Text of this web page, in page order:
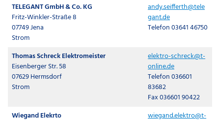
TELEGANT GmbH & Co. KG
Fritz-Winkler-Straße 8
07749 Jena
Strom
andy.seifferth@tele
gant.de
Telefon 03641 46750
Thomas Schreck Elektromeister
Eisenberger Str. 58
07629 Hermsdorf
Strom
elektro-schreck@t-
online.de
Telefon 036601
83682
Fax 036601 90422
Wiegand Elekrto
wiegand.elektro@t-